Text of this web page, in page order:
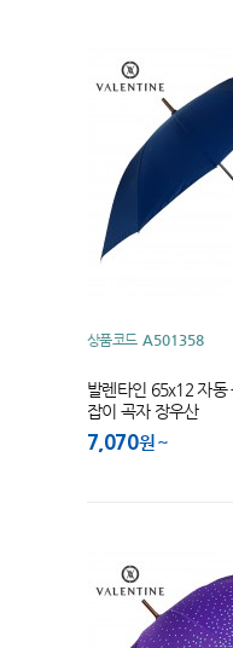
상품코드 A501358
발렌타인 65x12 자동
잡이 곡자 장우산
7,070원